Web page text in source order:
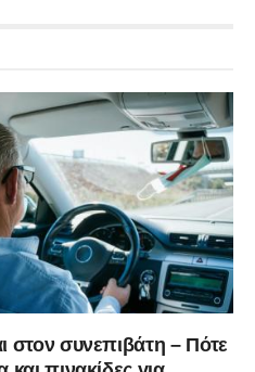
στον συνεπιβάτη – Πότε